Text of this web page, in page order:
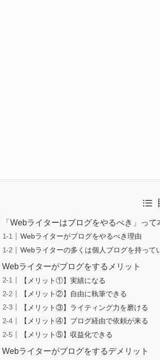
「Webライターはブログをやるべき」って
Webライターがブログをやるべき理由
Webライターの多くは個人ブログを持って
Webライターがブログをするメリット
【メリット①】実績になる
【メリット②】自由に執筆できる
【メリット③】ライティング力を磨ける
【メリット④】ブログ経由で依頼が来る
【メリット⑤】収益化できる
Webライターがブログをするデメリット